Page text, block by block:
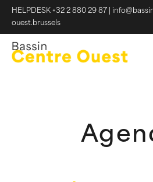
HELPDESK +32 2 880 29 87
ouest.brussels